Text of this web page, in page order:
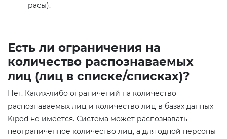
расы).
Есть ли ограничения на
количество распознаваемых
лиц (лиц в списке/списках)?
Нет. Каких-либо ограничений на количество
распознаваемых лиц и количество лиц в базах данных
Kipod не имеется. Система может распознавать
неограниченное количество лиц, а для одной персоны